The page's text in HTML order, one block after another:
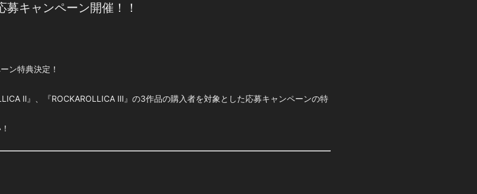
キャンペーン開催！！
ン特典決定！
Ⅱ』、『ROCKAROLLICA Ⅲ』の3作品の購入者を対象とした応募キャンペーンの特